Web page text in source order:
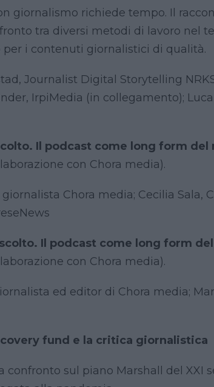
giornalismo richiede tempo. Il
tra diversi metodi di lavoro nel
per i contenuti giornalistici di qualità.
Journalist Digital Storytelling
IrpiMedia (in collegamento);
Il podcast come long form
con Chora media).
Chora media; Cecilia Sala,
Il podcast come long form
con Chora media).
ed editor di Chora media;
fund e la critica giornalistica
sul piano Marshall del XXI